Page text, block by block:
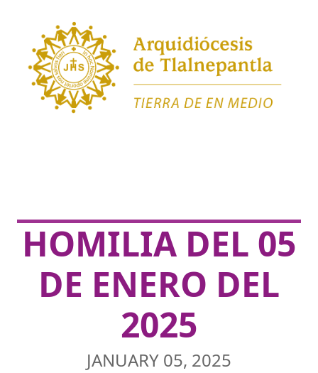
HOMILIA DEL 05
DE ENERO DEL
2025
JANUARY 05, 2025